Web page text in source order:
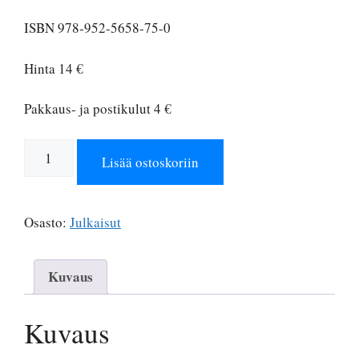
ISBN 978-952-5658-75-0
Hinta 14 €
Pakkaus- ja postikulut 4 €
Hakulinen
ja
Muu
määrä
Lisää ostoskoriin
Osasto: Julkaisut
Kuvaus
Kuvaus